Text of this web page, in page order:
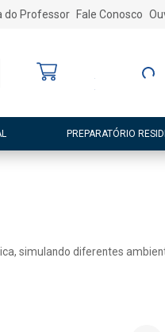
do Professor Fale Conosco
Entre ou
PREPARATÓRIO
simulando diferentes